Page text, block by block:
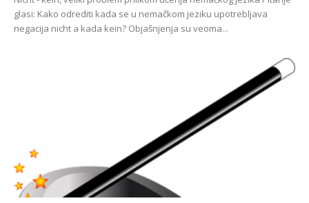
glasi: Kako odrediti kada se u nemačkom jeziku upotrebljava
negacija nicht a kada kein? Objašnjenja su veoma...